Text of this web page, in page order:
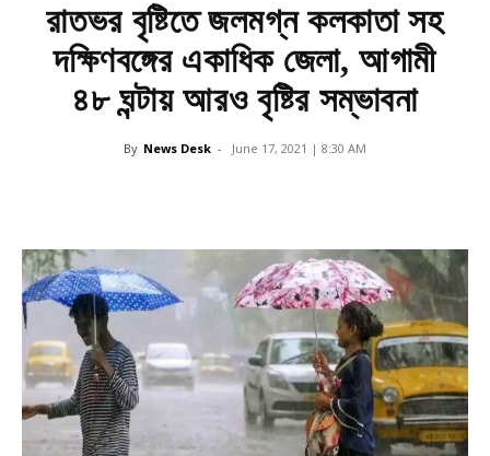
রাতভর বৃষ্টিতে জলমগ্ন কলকাতা সহ
দক্ষিণবঙ্গের একাধিক জেলা, আগামী
৪৮ ঘন্টায় আরও বৃষ্টির সম্ভাবনা
By News Desk - June 17, 2021 | 8:30 AM